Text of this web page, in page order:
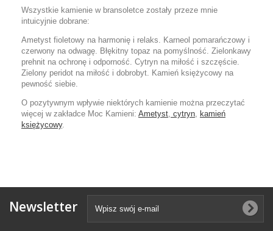
Wszystkie kamienie w bransoletce zostały przeze mnie
intuicyjnie dobrane:
Ametyst fioletowy na harmonię i relaks. Karneol pomarańczowy i
czerwony na odwagę. Błękitny topaz na pomyślność. Zielonkawy
prehnit na ochronę i odporność. Cytryn na miłość i szczęście.
Zielony peridot na miłość i dobrobyt. Kamień księżycowy na
pewność siebie.
O pozytywnym wpływie niektórych kamienie można przeczytać
więcej w zakładce Moc Kamieni: Ametyst, cytryn, kamień
księżycowy.
Newsletter